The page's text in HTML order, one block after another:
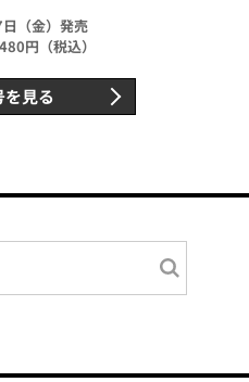
（金）発売
円（税込）
を見る